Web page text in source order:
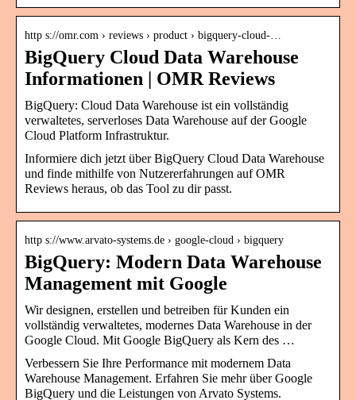
http s://omr.com › reviews › product › bigquery-cloud-…
BigQuery Cloud Data Warehouse
Informationen | OMR Reviews
BigQuery: Cloud Data Warehouse ist ein vollständig
verwaltetes, serverloses Data Warehouse auf der Google
Cloud Platform Infrastruktur.
Informiere dich jetzt über BigQuery Cloud Data Warehouse
und finde mithilfe von Nutzererfahrungen auf OMR
Reviews heraus, ob das Tool zu dir passt.
http s://www.arvato-systems.de › google-cloud › bigquery
BigQuery: Modern Data Warehouse
Management mit Google
Wir designen, erstellen und betreiben für Kunden ein
vollständig verwaltetes, modernes Data Warehouse in der
Google Cloud. Mit Google BigQuery als Kern des …
Verbessern Sie Ihre Performance mit modernem Data
Warehouse Management. Erfahren Sie mehr über Google
BigQuery und die Leistungen von Arvato Systems.